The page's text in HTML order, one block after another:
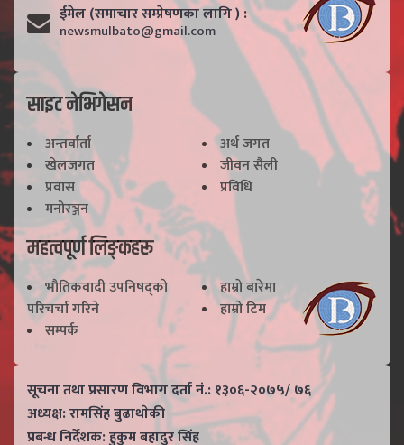
ईमेल (समाचार सम्प्रेषणका लागि ) :
newsmulbato@gmail.com
साइट नेभिगेसन
अन्तर्वार्ता
अर्थ जगत
खेलजगत
जीवन सैली
प्रवास
प्रविधि
मनोरञ्जन
महत्वपूर्ण लिङ्कहरू
भाैतिकवादी उपनिषद्काे
परिचर्चा गरिने
हाम्राे बारेमा
हाम्राे टिम
सम्पर्क
सूचना तथा प्रसारण विभाग दर्ता नं.: १३०६-२०७५/ ७६
अध्यक्ष: रामसिंह बुढाथाेकी
प्रबन्ध निर्देशक: हुकुम बहादुर सिंह